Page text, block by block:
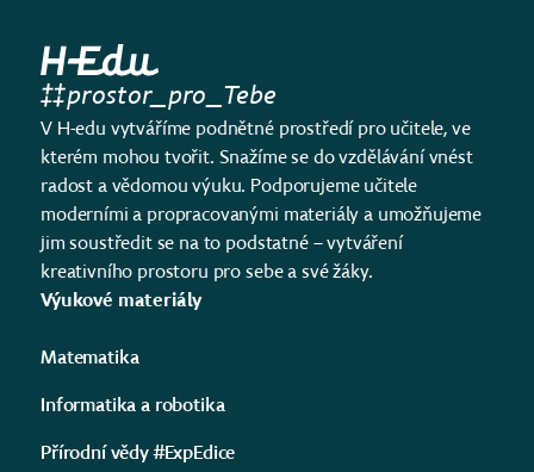
prostor_pro_Tebe
V H-edu vytváříme podnětné prostředí pro učitele, ve
kterém mohou tvořit. Snažíme se do vzdělávání vnést
radost a vědomou výuku. Podporujeme učitele
moderními a propracovanými materiály a umožňujeme
jim soustředit se na to podstatné – vytváření
kreativního prostoru pro sebe a své žáky.
Výukové materiály
Matematika
Informatika a robotika
Přírodní vědy #ExpEdice